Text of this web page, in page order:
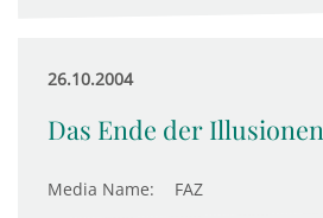
26.10.2004
Das Ende der Illusionen
Media Name: FAZ